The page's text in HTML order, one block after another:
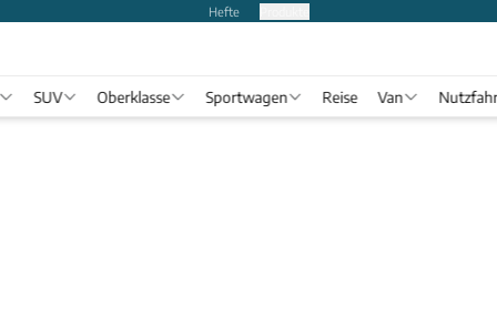
Hefte
SUV Oberklasse Sportwagen Reise Van